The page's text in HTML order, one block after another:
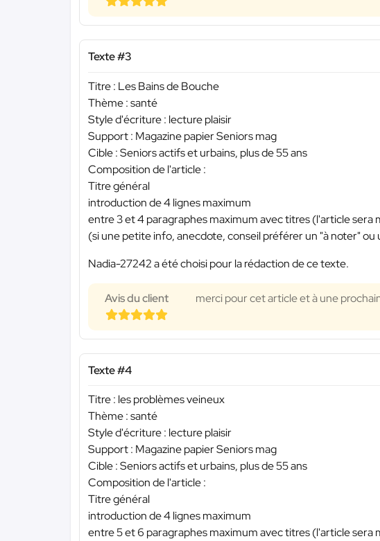
Texte #3
Titre : Les Bains de Bouche
Thème : santé
Style d'écriture : lecture plaisir
Support : Magazine papier Seniors mag
Cible : Seniors actifs et urbains, plus de 55 ans
Composition de l'article :
Titre général
introduction de 4 lignes maximum
entre 3 et 4 paragraphes maximum avec titres (l'article sera
(si une petite info, anecdote, conseil préférer un "à noter" ou
Nadia-27242 a été choisi pour la rédaction de ce texte.
Avis du client merci pour cet article et à une
Texte #4
Titre : les problèmes veineux
Thème : santé
Style d'écriture : lecture plaisir
Support : Magazine papier Seniors mag
Cible : Seniors actifs et urbains, plus de 55 ans
Composition de l'article :
Titre général
introduction de 4 lignes maximum
entre 5 et 6 paragraphes maximum avec titres (l'article sera